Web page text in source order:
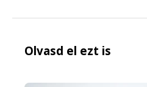
Olvasd el ezt is